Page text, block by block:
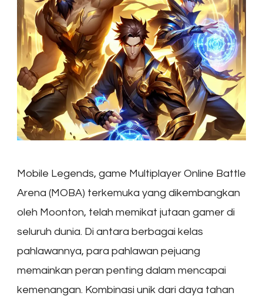
Mobile Legends, game Multiplayer Online Battle
Arena (MOBA) terkemuka yang dikembangkan
oleh Moonton, telah memikat jutaan gamer di
seluruh dunia. Di antara berbagai kelas
pahlawannya, para pahlawan pejuang
memainkan peran penting dalam mencapai
kemenangan. Kombinasi unik dari daya tahan